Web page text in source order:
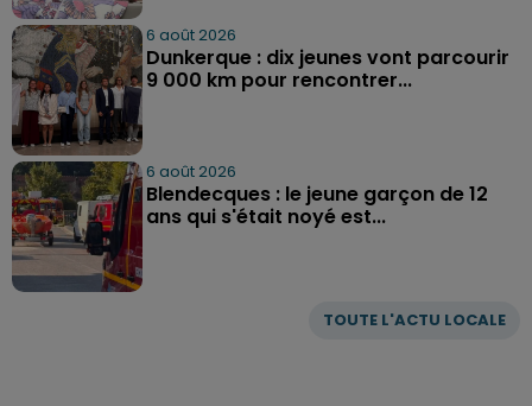
TOUTE L'ACTU LOCALE
6 août 2026
Dunkerque : dix jeunes vont parcourir
9 000 km pour rencontrer...
6 août 2026
Blendecques : le jeune garçon de 12
ans qui s'était noyé est...